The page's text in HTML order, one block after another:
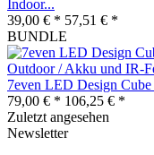
Indoor...
39,00 € * 57,51 € *
BUNDLE
7even LED Design
79,00 € * 106,25 € *
Zuletzt angesehen
Newsletter